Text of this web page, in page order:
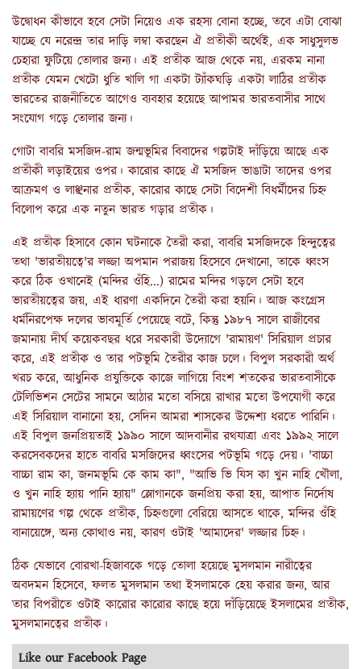
উদ্বোধন কীভাবে হবে সেটা নিয়েও এক রহস্য বোনা হচ্ছে, তবে এটা বোঝা
যাচ্ছে যে নরেন্দ্র তার দাড়ি লম্বা করছেন ঐ প্রতীকী অর্থেই, এক সাধুসুলভ
চেহারা ফুটিয়ে তোলার জন্য। এই প্রতীক আজ থেকে নয়, এরকম নানা
প্রতীক যেমন খেটো ধুতি খালি গা একটা ট্যাঁকঘড়ি একটা লাঠির প্রতীক
ভারতের রাজনীতিতে আগেও ব্যবহার হয়েছে আপামর ভারতবাসীর সাথে
সংযোগ গড়ে তোলার জন্য।
গোটা বাবরি মসজিদ-রাম জন্মভূমির বিবাদের গল্পটাই দাঁড়িয়ে আছে এক
প্রতীকী লড়াইয়ের ওপর। কারোর কাছে ঐ মসজিদ ভাঙাটা তাদের ওপর
আক্রমণ ও লাঞ্ছনার প্রতীক, কারোর কাছে সেটা বিদেশী বিধর্মীদের চিহ্ন
বিলোপ করে এক নতুন ভারত গড়ার প্রতীক।
এই প্রতীক হিসাবে কোন ঘটনাকে তৈরী করা, বাবরি মসজিদকে হিন্দুত্বের
তথা 'ভারতীয়ত্বে'র লজ্জা অপমান পরাজয় হিসেবে দেখানো, তাকে ধ্বংস
করে ঠিক ওখানেই (মন্দির ওঁহি...) রামের মন্দির গড়লে সেটা হবে
ভারতীয়ত্বের জয়, এই ধারণা একদিনে তৈরী করা হয়নি। আজ কংগ্রেস
ধর্মনিরপেক্ষ দলের ভাবমূর্তি পেয়েছে বটে, কিন্তু ১৯৮৭ সালে রাজীবের
জমানায় দীর্ঘ কয়েকবছর ধরে সরকারী উদ্যোগে 'রামায়ণ' সিরিয়াল প্রচার
করে, এই প্রতীক ও তার পটভূমি তৈরীর কাজ চলে। বিপুল সরকারী অর্থ
খরচ করে, আধুনিক প্রযুক্তিকে কাজে লাগিয়ে বিংশ শতকের ভারতবাসীকে
টেলিভিশন সেটের সামনে আঠার মতো বসিয়ে রাখার মতো উপযোগী করে
এই সিরিয়াল বানানো হয়, সেদিন আমরা শাসকের উদ্দেশ্য ধরতে পারিনি।
এই বিপুল জনপ্রিয়তাই ১৯৯০ সালে আদবানীর রথযাত্রা এবং ১৯৯২ সালে
করসেবকদের হাতে বাবরি মসজিদের ধ্বংসের পটভূমি গড়ে দেয়। 'বাচ্চা
বাচ্চা রাম কা, জনমভূমি কে কাম কা", "আভি ভি যিস কা খুন নাহি খৌলা,
ও খুন নাহি হ্যায় পানি হ্যায়" স্লোগানকে জনপ্রিয় করা হয়, আপাত নির্দোষ
রামায়ণের গল্প থেকে প্রতীক, চিহ্নগুলো বেরিয়ে আসতে থাকে, মন্দির ওঁহি
বানায়েঙ্গে, অন্য কোথাও নয়, কারণ ওটাই 'আমাদের' লজ্জার চিহ্ন।
ঠিক যেভাবে বোরখা-হিজাবকে গড়ে তোলা হয়েছে মুসলমান নারীত্বের
অবদমন হিসেবে, ফলত মুসলমান তথা ইসলামকে হেয় করার জন্য, আর
তার বিপরীতে ওটাই কারোর কারোর কাছে হয়ে দাঁড়িয়েছে ইসলামের প্রতীক,
মুসলমানত্বের প্রতীক।
Like our Facebook Page